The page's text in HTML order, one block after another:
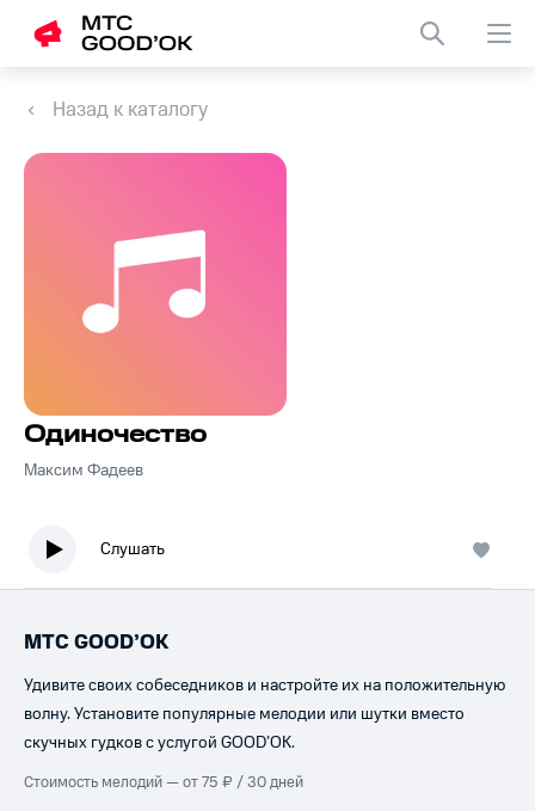
Назад к каталогу
Одиночество
Максим Фадеев
Слушать
МТС GOOD’OK
Удивите своих собеседников и настройте их на положительную
волну. Установите популярные мелодии или шутки вместо
скучных гудков с услугой GOOD’OK.
Стоимость мелодий — от 75 ₽ / 30 дней